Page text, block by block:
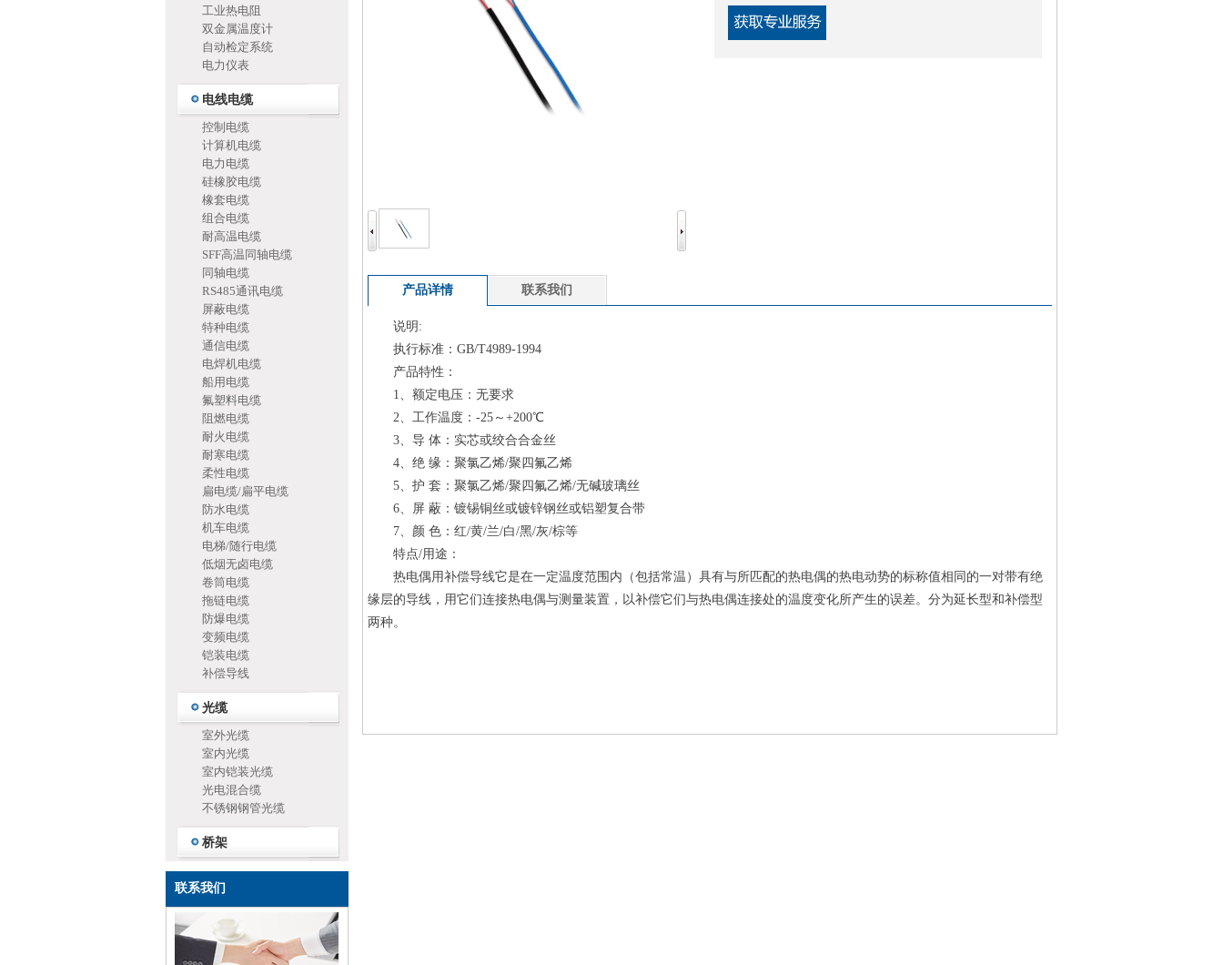
工业热电阻
双金属温度计
自动检定系统
电力仪表
电线电缆
控制电缆
计算机电缆
电力电缆
硅橡胶电缆
橡套电缆
组合电缆
耐高温电缆
SFF高温同轴电缆
同轴电缆
RS485通讯电缆
屏蔽电缆
特种电缆
通信电缆
电焊机电缆
船用电缆
氟塑料电缆
阻燃电缆
耐火电缆
耐寒电缆
柔性电缆
扁电缆/扁平电缆
防水电缆
机车电缆
电梯/随行电缆
低烟无卤电缆
卷筒电缆
拖链电缆
防爆电缆
变频电缆
铠装电缆
补偿导线
光缆
室外光缆
室内光缆
室内铠装光缆
光电混合缆
不锈钢钢管光缆
桥架
联系我们
产品详情 联系我们
说明:
执行标准：GB/T4989-1994
产品特性：
1、额定电压：无要求
2、工作温度：-25～+200℃
3、导 体：实芯或绞合合金丝
4、绝 缘：聚氯乙烯/聚四氟乙烯
5、护 套：聚氯乙烯/聚四氟乙烯/无碱玻璃丝
6、屏 蔽：镀锡铜丝或镀锌钢丝或铝塑复合带
7、颜 色：红/黄/兰/白/黑/灰/棕等
特点/用途：
热电偶用补偿导线它是在一定温度范围内（包括常温）具有与所匹配的热电偶的热电动势的标称值相同的一对带有绝
缘层的导线，用它们连接热电偶与测量装置，以补偿它们与热电偶连接处的温度变化所产生的误差。分为延长型和补偿型
两种。